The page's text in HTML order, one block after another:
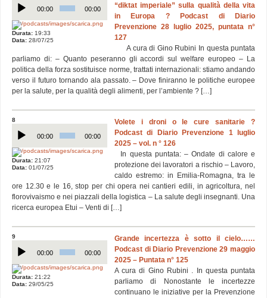
Player
00:00 00:00
Durata: 19:33
Data: 28/07/25
“diktat imperiale” sulla qualità della vita
in Europa ? Podcast di Diario
Prevenzione 28 luglio 2025, puntata n°
127
A cura di Gino Rubini In questa puntata
parliamo di: – Quanto peseranno gli accordi sul welfare europeo – La
politica della forza sostituisce norme, trattati internazionali: stiamo andando
verso il futuro tornando ala passato. – Dove finiranno le politiche europee
per la salute, per la qualità degli alimenti, per l’ambiente ? […]
8
Player
00:00 00:00
Durata: 21:07
Data: 01/07/25
Volete i droni o le cure sanitarie ?
Podcast di Diario Prevenzione 1 luglio
2025 – vol. n ° 126
In questa puntata: – Ondate di calore e
protezione dei lavoratori a rischio – Lavoro,
caldo estremo: in Emilia-Romagna, tra le
ore 12.30 e le 16, stop per chi opera nei cantieri edili, in agricoltura, nel
florovivaismo e nei piazzali della logistica – La salute degli insegnanti. Una
ricerca europea Etui – Venti di […]
9
Player
00:00 00:00
Durata: 21:22
Data: 29/05/25
Grande incertezza è sotto il cielo……
Podcast di Diario Prevenzione 29 maggio
2025 – Puntata n° 125
A cura di Gino Rubini . In questa puntata
parliamo di Nonostante le incertezze
continuano le iniziative per la Prevenzione